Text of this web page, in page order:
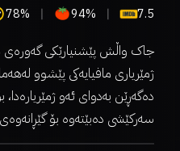
7.5
94%
78%
جاک واڵش پێشنیارێکی گەورەی
ژمێریاری مافیایەکی پێشوو
دەگەڕێن بەدوای ئەو
سەرکێشی دەبێتەوە بۆ گێڕانەوەی